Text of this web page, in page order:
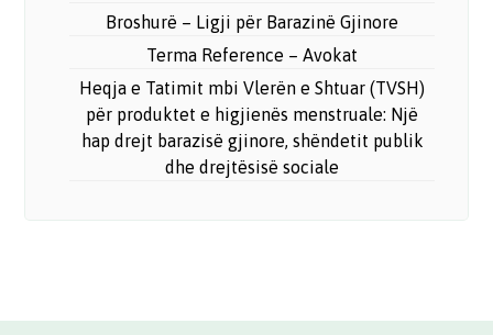
Broshurë – Ligji për Barazinë Gjinore
Terma Reference – Avokat
Heqja e Tatimit mbi Vlerën e Shtuar (TVSH)
për produktet e higjienës menstruale: Një
hap drejt barazisë gjinore, shëndetit publik
dhe drejtësisë sociale